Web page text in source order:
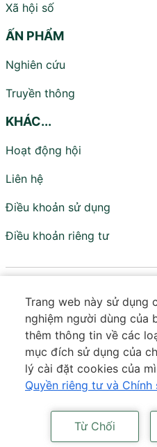
Trang web này sử dụng
nghiệm người dùng của
thêm thông tin về các
mục đích sử dụng của
lý cài đặt cookies của
Quyền riêng tư và Chính
Từ Chối
Xã hội số
ẤN PHẨM
Nghiên cứu
Truyền thông
KHÁC...
Hoạt động hội
Liên hệ
Điều khoản sử dụng
Điều khoản riêng tư
Truyền
Đơn vị trực thuộc Hội
Tầng 18 - Tòa VTC Online -
-
Số điện thoại:0373 643 601
Bản quyền © thuộc IPS. Mọi
cấp bởi